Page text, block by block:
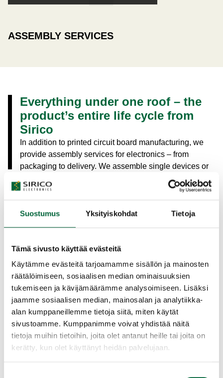
Suostumus Yksityiskohdat Tietoja
Tämä sivusto käyttää evästeitä
Käytämme evästeitä tarjoamamme sisällön ja mainosten
räätälöimiseen, sosiaalisen median ominaisuuksien
tukemiseen ja kävijämäärämme analysoimiseen. Lisäksi
jaamme sosiaalisen median, mainosalan ja analytiikka-
alan kumppaneillemme tietoja siitä, miten käytät
sivustoamme. Kumppanimme voivat yhdistää näitä
tietoja muihin tietoihin, joita olet antanut heille tai joita on
kerätty, kun olet käyttänyt heidän palvelujaan.
ASSEMBLY SERVICES
Everything under one roof – the
product’s entire life cycle from
Sirico
In addition to printed circuit board manufacturing, we
provide assembly services for electronics – from
packaging to delivery. We assemble single devices or
perform sub-assemblies for larger devices. Our
assembly services can be completed with programming
and testing.
In our extensive partnership network, we have experts
assembly products equipped with special details. We
manufacture the necessary cable and wiring harnesses
for assembly and procure the required plastic parts,
injection molded components, fasteners, sheet metal
parts, machined parts and coatings. We handle the
procurement of all necessary components on behalf of
the customer.
From assembly to delivered
product